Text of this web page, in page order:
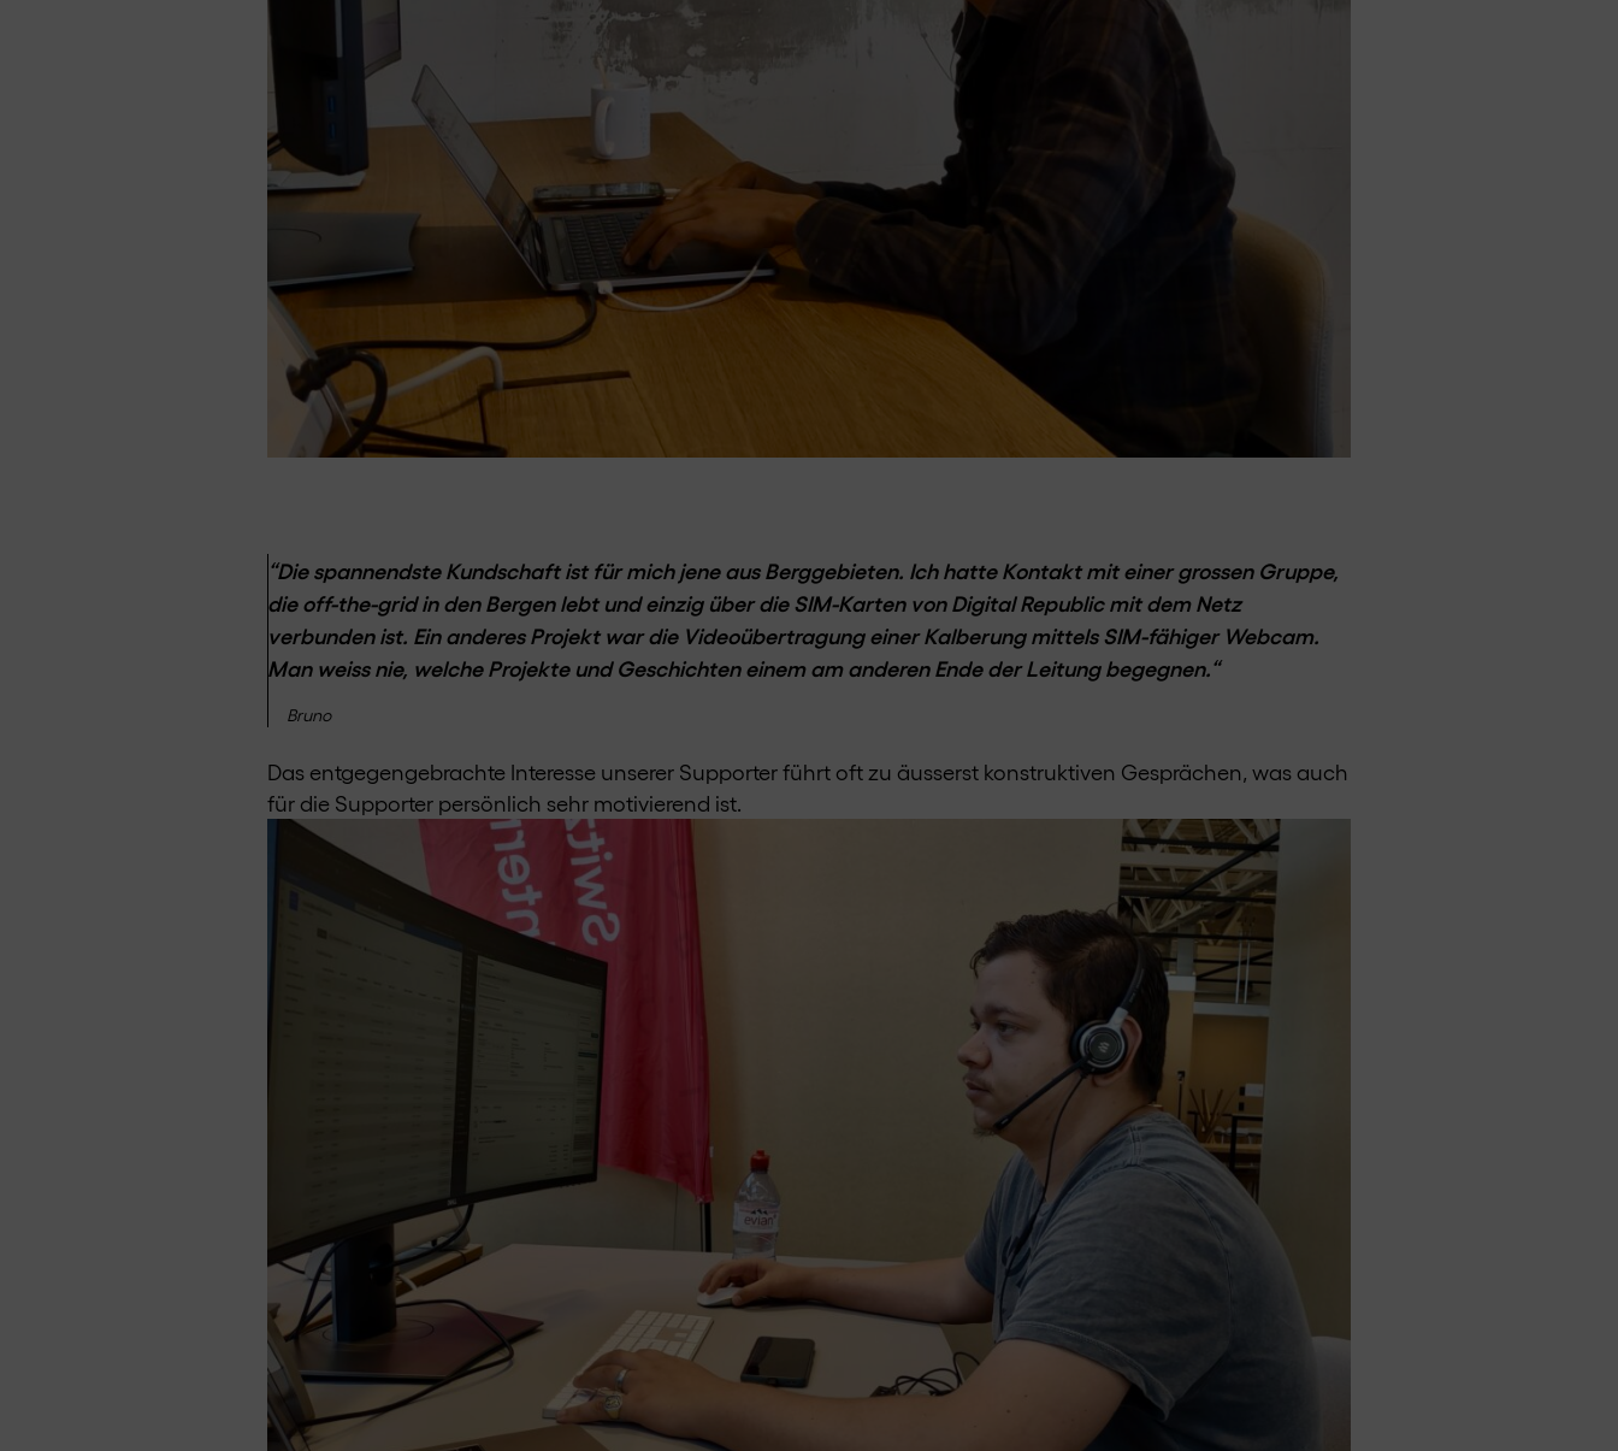
“Die spannendste Kundschaft ist für mich jene aus Berggebieten. Ich hatte Kontakt mit einer grossen Gruppe,
die off-the-grid in den Bergen lebt und einzig über die SIM-Karten von Digital Republic mit dem Netz
verbunden ist. Ein anderes Projekt war die Videoübertragung einer Kalberung mittels SIM-fähiger Webcam.
Man weiss nie, welche Projekte und Geschichten einem am anderen Ende der Leitung begegnen.“
Bruno
Das entgegengebrachte Interesse unserer Supporter führt oft zu äusserst konstruktiven Gesprächen, was auch
für die Supporter persönlich sehr motivierend ist.